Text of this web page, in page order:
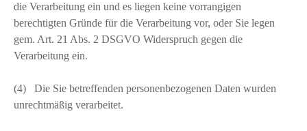
die Verarbeitung ein und es liegen keine vorrangigen
berechtigten Gründe für die Verarbeitung vor, oder Sie legen
gem. Art. 21 Abs. 2 DSGVO Widerspruch gegen die
Verarbeitung ein.
(4) Die Sie betreffenden personenbezogenen Daten wurden
unrechtmäßig verarbeitet.